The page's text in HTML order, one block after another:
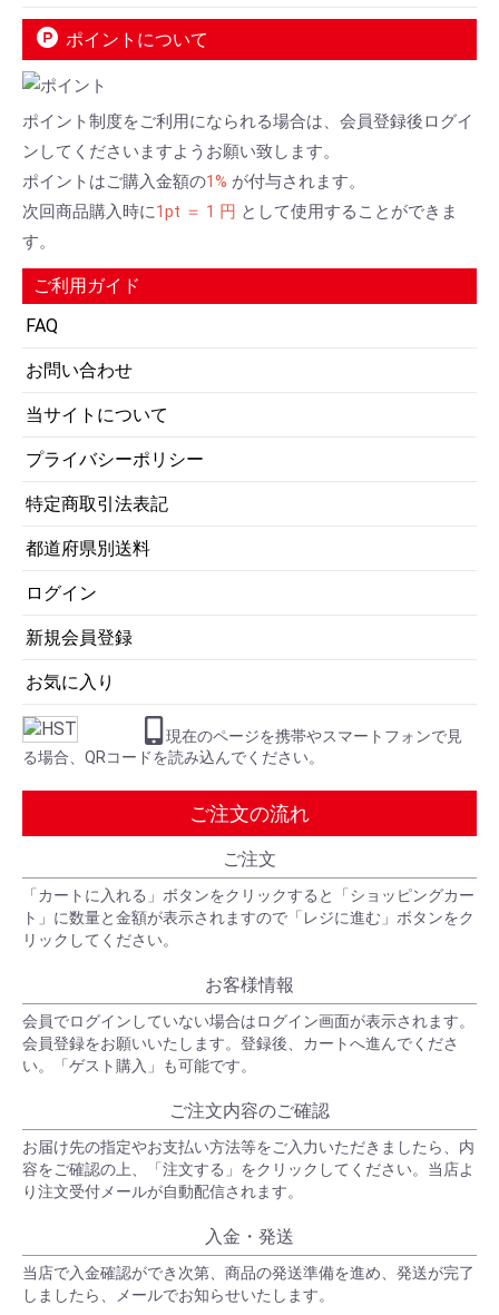
ポイントについて
ポイント制度をご利用になられる場合は、会員登録後ログイ
ンしてくださいますようお願い致します。
ポイントはご購入金額の1% が付与されます。
次回商品購入時に1pt ＝ 1 円 として使用することができま
す。
ご利用ガイド
FAQ
お問い合わせ
当サイトについて
プライバシーポリシー
特定商取引法表記
都道府県別送料
ログイン
新規会員登録
お気に入り
現在のページを携帯やスマートフォンで見
る場合、QRコードを読み込んでください。
ご注文の流れ
ご注文
「カートに入れる」ボタンをクリックすると「ショッピングカー
ト」に数量と金額が表示されますので「レジに進む」ボタンをク
リックしてください。
お客様情報
会員でログインしていない場合はログイン画面が表示されます。
会員登録をお願いいたします。登録後、カートへ進んでくださ
い。「ゲスト購入」も可能です。
ご注文内容のご確認
お届け先の指定やお支払い方法等をご入力いただきましたら、内
容をご確認の上、「注文する」をクリックしてください。当店よ
り注文受付メールが自動配信されます。
入金・発送
当店で入金確認ができ次第、商品の発送準備を進め、発送が完了
しましたら、メールでお知らせいたします。